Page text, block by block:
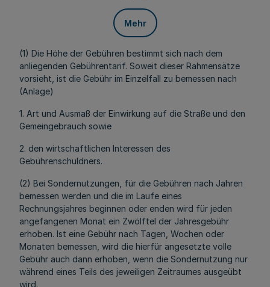
Mehr
(1) Die Höhe der Gebühren bestimmt sich nach dem
anliegenden Gebührentarif. Soweit dieser Rahmensätze
vorsieht, ist die Gebühr im Einzelfall zu bemessen nach
(Anlage)
1. Art und Ausmaß der Einwirkung auf die Straße und den
Gemeingebrauch sowie
2. den wirtschaftlichen Interessen des
Gebührenschuldners.
(2) Bei Sondernutzungen, für die Gebühren nach Jahren
bemessen werden und die im Laufe eines
Rechnungsjahres beginnen oder enden wird für jeden
angefangenen Monat ein Zwölftel der Jahresgebühr
erhoben. Ist eine Gebühr nach Tagen, Wochen oder
Monaten bemessen, wird die hierfür angesetzte volle
Gebühr auch dann erhoben, wenn die Sondernutzung nur
während eines Teils des jeweiligen Zeitraumes ausgeübt
wird.